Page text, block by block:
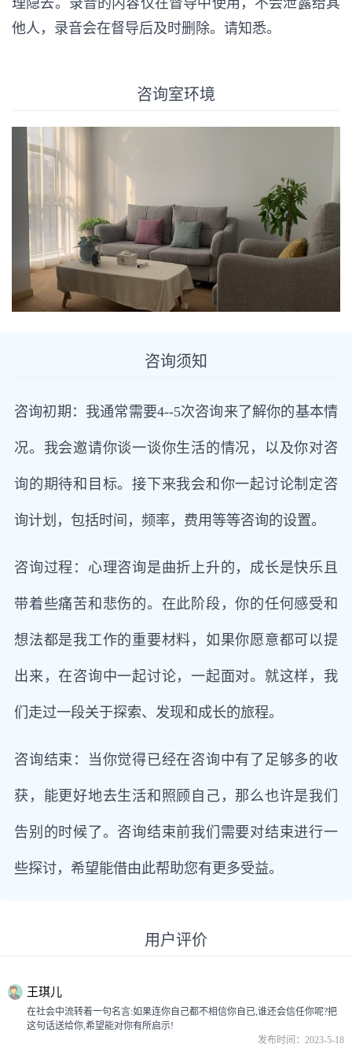
理隐去。录音的内容仅在督导中使用，不会泄露给其
他人，录音会在督导后及时删除。请知悉。
咨询室环境
咨询须知
咨询初期：我通常需要4--5次咨询来了解你的基本情
况。我会邀请你谈一谈你生活的情况，以及你对咨
询的期待和目标。接下来我会和你一起讨论制定咨
询计划，包括时间，频率，费用等等咨询的设置。
咨询过程：心理咨询是曲折上升的，成长是快乐且
带着些痛苦和悲伤的。在此阶段，你的任何感受和
想法都是我工作的重要材料，如果你愿意都可以提
出来，在咨询中一起讨论，一起面对。就这样，我
们走过一段关于探索、发现和成长的旅程。
咨询结束：当你觉得已经在咨询中有了足够多的收
获，能更好地去生活和照顾自己，那么也许是我们
告别的时候了。咨询结束前我们需要对结束进行一
些探讨，希望能借由此帮助您有更多受益。
用户评价
王琪儿
在社会中流转着一句名言:如果连你自己都不相信你自已,谁还会信任你呢?把
这句话送给你,希望能对你有所启示!
发布时间：2023-5-18